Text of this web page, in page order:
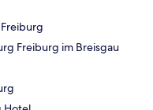
Freiburg im Breisgau